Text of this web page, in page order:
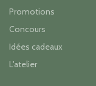
Promotions
Concours
Idées cadeaux
L'atelier